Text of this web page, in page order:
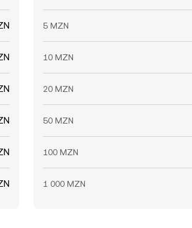
5 MZN
10 MZN
20 MZN
50 MZN
100 MZN
1 000 MZN